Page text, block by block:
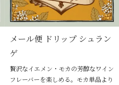
メール便 ドリップ シュラン
ゲ
贅沢なイエメン・モカの芳醇なワイン
フレーバーを楽しめる。モカ単品より